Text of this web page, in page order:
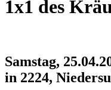
1x1 des
Samstag,
in 2224,